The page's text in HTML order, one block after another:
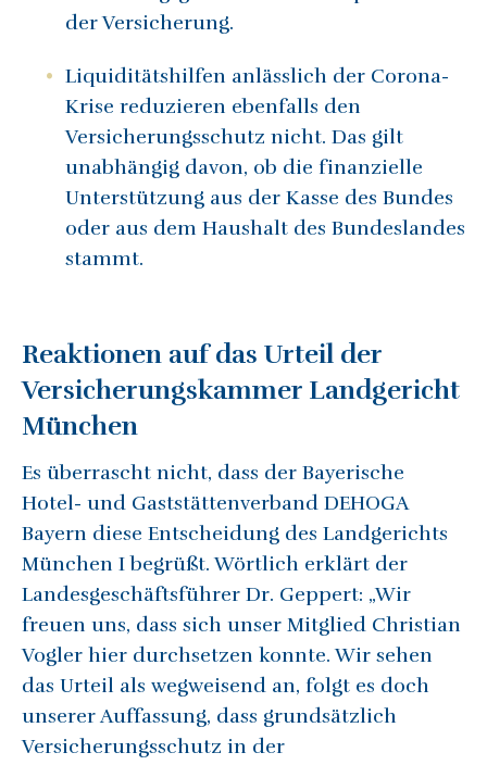
der Versicherung.
Liquiditätshilfen anlässlich der Corona-
Krise reduzieren ebenfalls den
Versicherungsschutz nicht. Das gilt
unabhängig davon, ob die finanzielle
Unterstützung aus der Kasse des Bundes
oder aus dem Haushalt des Bundeslandes
stammt.
Reaktionen auf das Urteil der
Versicherungskammer Landgericht
München
Es überrascht nicht, dass der Bayerische
Hotel- und Gaststättenverband DEHOGA
Bayern diese Entscheidung des Landgerichts
München I begrüßt. Wörtlich erklärt der
Landesgeschäftsführer Dr. Geppert: „Wir
freuen uns, dass sich unser Mitglied Christian
Vogler hier durchsetzen konnte. Wir sehen
das Urteil als wegweisend an, folgt es doch
unserer Auffassung, dass grundsätzlich
Versicherungsschutz in der